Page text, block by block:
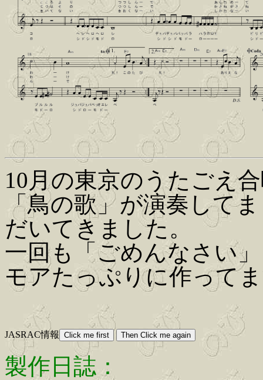
10月の東京のうたごえ
「鳥の歌」が演奏して
だいてきました。
一回も「ごめんなさい
モアたっぷりに作って
JASRAC情報
製作日誌：